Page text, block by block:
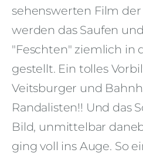
sehenswerten Film
werden das Saufen
"Feschten" ziemlich in
gestellt. Ein tolles
Veitsburger und
Randalisten!! Und das
Bild, unmittelbar
ging voll ins Auge. So